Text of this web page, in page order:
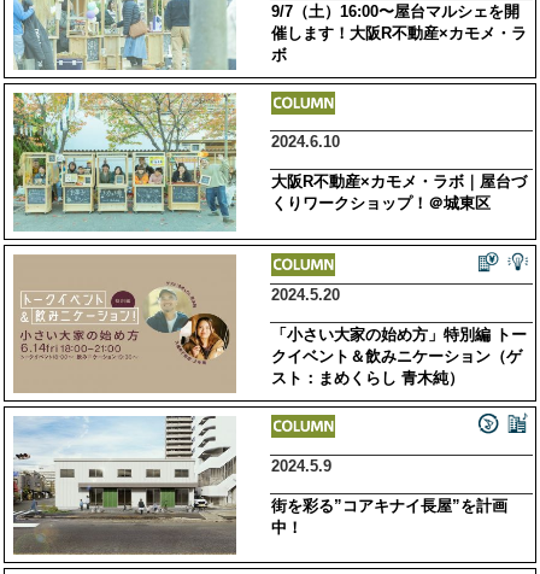
9/7（土）16:00〜屋台マルシェを開
催します！大阪R不動産×カモメ・ラ
ボ
2024.6.10
大阪R不動産×カモメ・ラボ｜屋台づ
くりワークショップ！＠城東区
2024.5.20
「小さい大家の始め方」特別編 トー
クイベント＆飲みニケーション（ゲ
スト：まめくらし 青木純）
2024.5.9
街を彩る”コアキナイ長屋”を計画
中！